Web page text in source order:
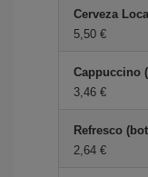
Cerveza
5,50 €
Cappuccino
3,46 €
Refresco
2,64 €